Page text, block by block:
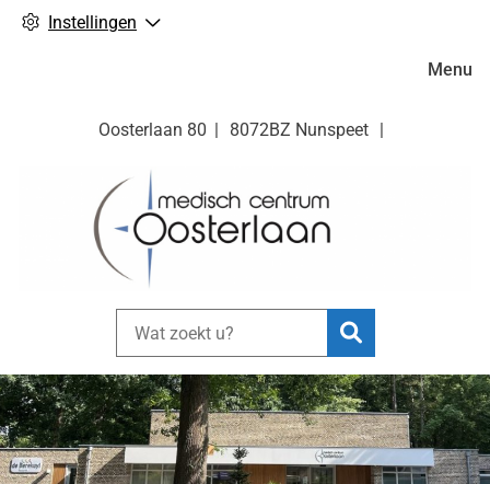
Instellingen
Oosterlaan 80 8072BZ Nunspeet
Zoeken
Menu